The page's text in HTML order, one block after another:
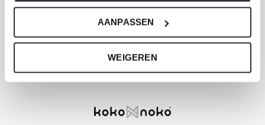
AANPASSEN
WEIGEREN
ONZE MERKEN
Dirkje Baby- und Kinderkleidung